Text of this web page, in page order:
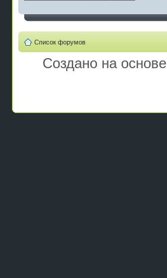
Список форумов
Создано на основе